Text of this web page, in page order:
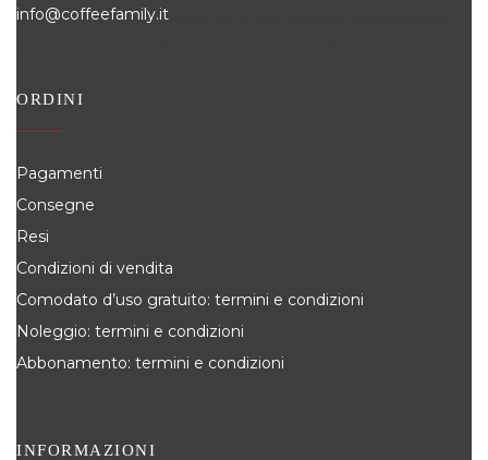
info@coffeefamily.it
ORDINI
Pagamenti
Consegne
Resi
Condizioni di vendita
Comodato d’uso gratuito: termini e condizioni
Noleggio: termini e condizioni
Abbonamento: termini e condizioni
INFORMAZIONI